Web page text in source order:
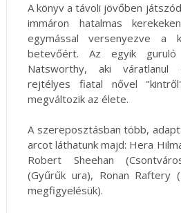
A könyv a távoli jövőben
immáron hatalmas
egymással versenyezve a
betevőért. Az egyik
Natsworthy, aki váratlanul
rejtélyes fiatal nővel
megváltozik az élete.
A szereposztásban több,
arcot láthatunk majd: Hera
Robert Sheehan
(Gyűrűk ura), Ronan Raftery
megfigyelésük).